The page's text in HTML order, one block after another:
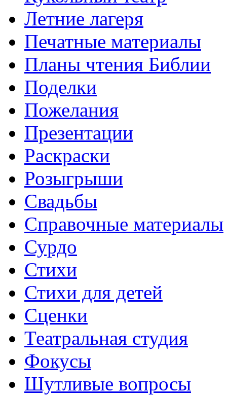
Летние лагеря
Печатные материалы
Планы чтения Библии
Поделки
Пожелания
Презентации
Раскраски
Розыгрыши
Свадьбы
Справочные материалы
Сурдо
Стихи
Стихи для детей
Сценки
Театральная студия
Фокусы
Шутливые вопросы